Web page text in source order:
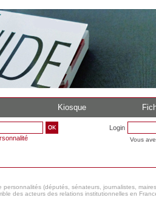
Kiosque
Login
Vous
(députés, sénateurs, journalistes,
des acteurs des relations institutionnelles en